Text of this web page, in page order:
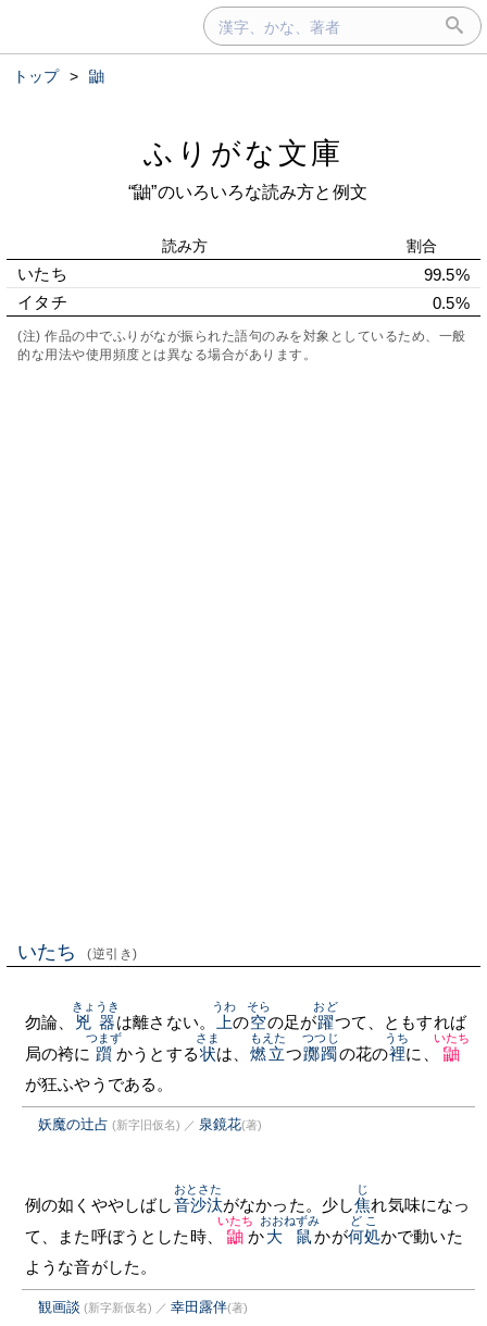
トップ > 鼬
ふりがな文庫
“鼬”のいろいろな読み方と例文
読み方 割合
いたち
99.5%
イタチ
0.5%
(注) 作品の中でふりがなが振られた語句のみを対象としているため、一般
的な用法や使用頻度とは異なる場合があります。
いたち (逆引き)
勿論、 兇器
きょうき
は離さない。 上
うわ
の空
そら
の足が躍
おど
つて、ともすれば
局の袴に 躓
つまず
かうとする状
さま
は、 燃立
もえた
つ躑躅
つつじ
の花の裡
うち
に、 鼬
いたち
が狂ふやうである。
妖魔の辻占 (新字旧仮名) ／ 泉鏡花(著)
例の如くややしばし音沙汰
おとさた
がなかった。少し焦
じ
れ気味になっ
て、また呼ぼうとした時、
鼬
いたち
か大鼠
おおねずみ
かが何処
どこ
かで動いた
ような音がした。
観画談 (新字新仮名) ／ 幸田露伴(著)